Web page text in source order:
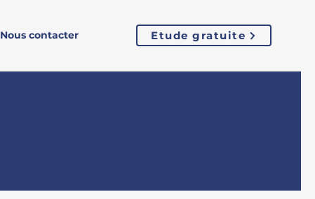
Nous contacter Etude gratuite